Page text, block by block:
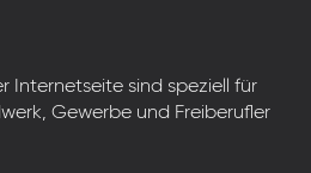
Internetseite sind speziell für
Gewerbe und Freiberufler